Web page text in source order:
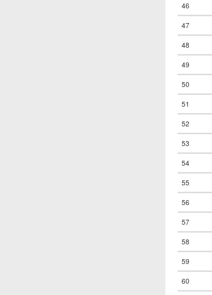
46
47
48
49
50
51
52
53
54
55
56
57
58
59
60